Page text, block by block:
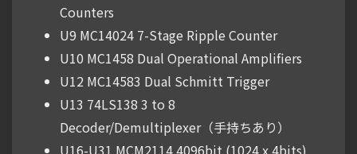
Counters
U9 MC14024 7-Stage Ripple Counter
U10 MC1458 Dual Operational Amplifiers
U12 MC14583 Dual Schmitt Trigger
U13 74LS138 3 to 8
Decoder/Demultiplexer（手持ちあり）
U16-U31 MCM2114 4096bit (1024 x 4bits)